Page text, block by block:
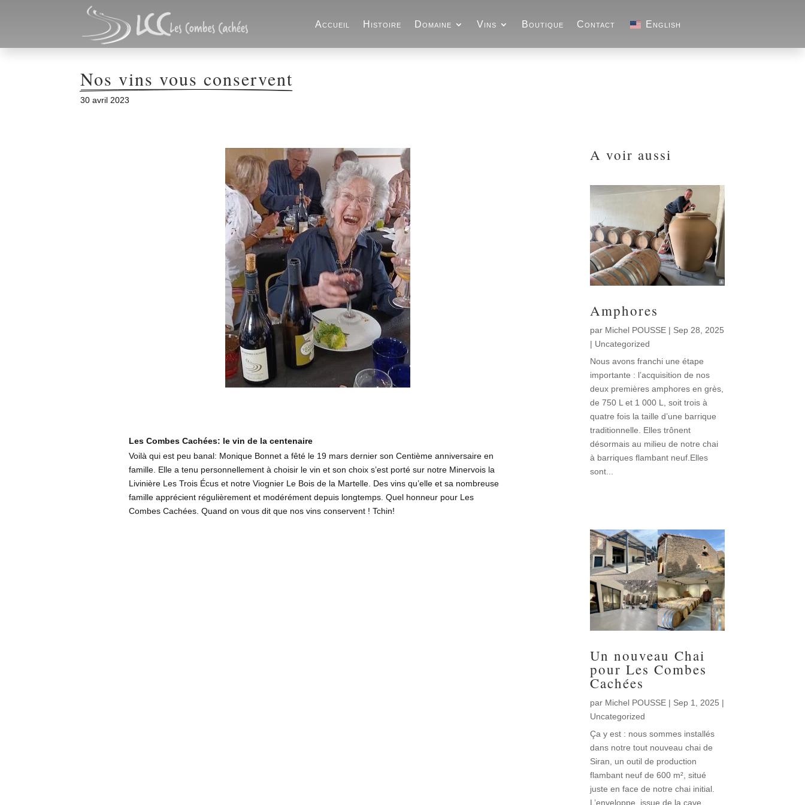
Accueil Histoire Domaine Vins Boutique Contact English
Nos vins vous conservent
30 avril 2023
Les Combes Cachées: le vin de la centenaire
Voilà qui est peu banal: Monique Bonnet a fêté le 19 mars dernier son Centième anniversaire en
famille. Elle a tenu personnellement à choisir le vin et son choix s’est porté sur notre Minervois la
Livinière Les Trois Écus et notre Viognier Le Bois de la Martelle. Des vins qu’elle et sa nombreuse
famille apprécient régulièrement et modérément depuis longtemps. Quel honneur pour Les
Combes Cachées. Quand on vous dit que nos vins conservent ! Tchin!
A voir aussi
Amphores
par Michel POUSSE | Sep 28, 2025
| Uncategorized
Nous avons franchi une étape
importante : l’acquisition de nos
deux premières amphores en grès,
de 750 L et 1 000 L, soit trois à
quatre fois la taille d’une barrique
traditionnelle. Elles trônent
désormais au milieu de notre chai
à barriques flambant neuf.Elles
sont...
Un nouveau Chai
pour Les Combes
Cachées
par Michel POUSSE | Sep 1, 2025 |
Uncategorized
Ça y est : nous sommes installés
dans notre tout nouveau chai de
Siran, un outil de production
flambant neuf de 600 m², situé
juste en face de notre chai initial.
L’enveloppe, issue de la cave